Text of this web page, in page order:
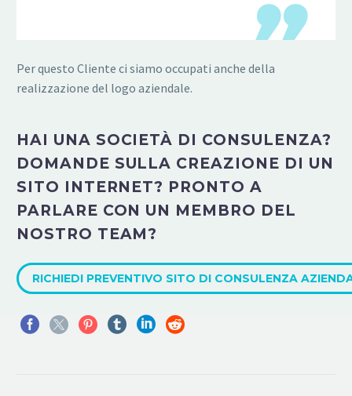
Per questo Cliente ci siamo occupati anche della
realizzazione del logo aziendale.
HAI UNA SOCIETÀ DI CONSULENZA?
DOMANDE SULLA CREAZIONE DI UN
SITO INTERNET? PRONTO A
PARLARE CON UN MEMBRO DEL
NOSTRO TEAM?
RICHIEDI PREVENTIVO SITO DI CONSULENZA